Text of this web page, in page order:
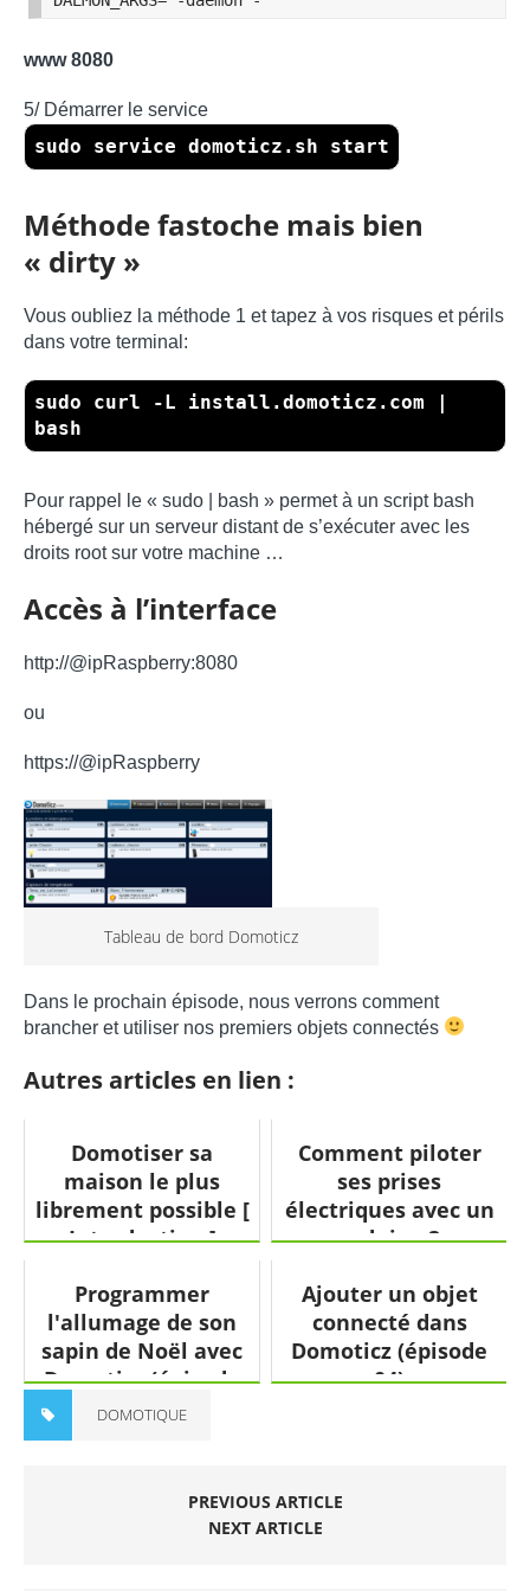
www 8080
5/ Démarrer le service
sudo service domoticz.sh start
Méthode fastoche mais bien
« dirty »
Vous oubliez la méthode 1 et tapez à vos risques et périls
dans votre terminal:
sudo curl -L install.domoticz.com |
bash
Pour rappel le « sudo | bash » permet à un script bash
hébergé sur un serveur distant de s’exécuter avec les
droits root sur votre machine …
Accès à l’interface
http://@ipRaspberry:8080
ou
https://@ipRaspberry
Tableau de bord Domoticz
Dans le prochain épisode, nous verrons comment
brancher et utiliser nos premiers objets connectés
Autres articles en lien :
Domotiser sa
maison le plus
librement possible [
Introduction ]
Comment piloter
ses prises
électriques avec un
arduino ?
Programmer
l'allumage de son
sapin de Noël avec
Domoticz (épisode
05)
Ajouter un objet
connecté dans
Domoticz (épisode
04)
DOMOTIQUE
PREVIOUS ARTICLE
NEXT ARTICLE